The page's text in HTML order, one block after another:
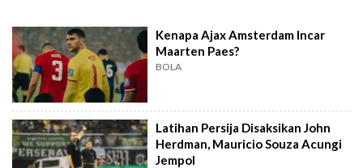
Kenapa Ajax Amsterdam Incar
Maarten Paes?
BOLA
Latihan Persija Disaksikan John
Herdman, Mauricio Souza Acungi
Jempol